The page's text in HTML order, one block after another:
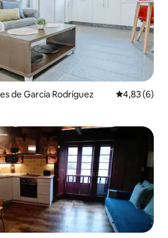
de García Rodríguez
4,83 (6)